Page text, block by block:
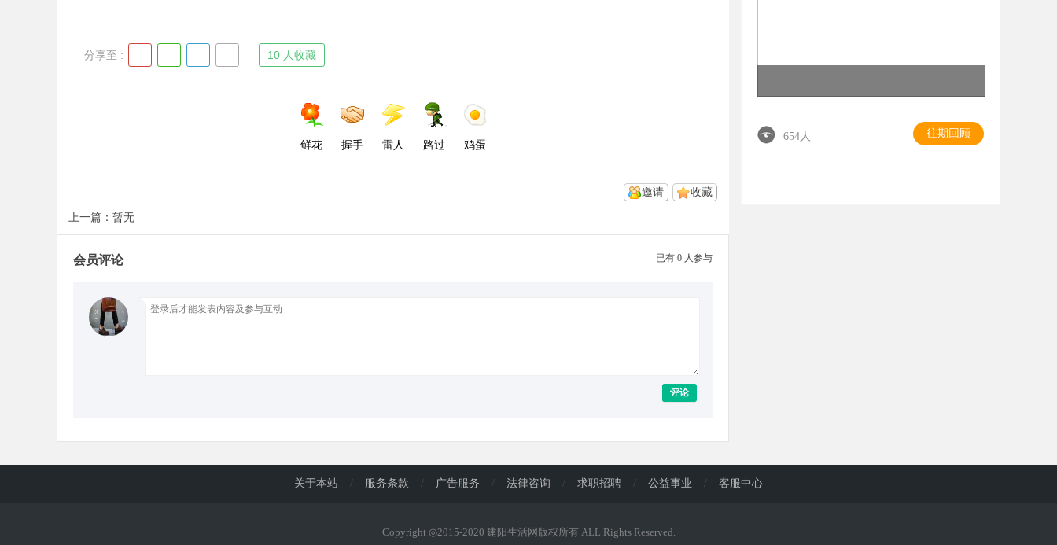
d
分享至 : 10 人收藏
鲜花 握手 雷人 路过 鸡蛋
收藏
邀请
上一篇：暂无
已有 0 人参与
会员评论
评论
654人 往期回顾
关于本站 / 服务条款 / 广告服务 / 法律咨询 / 求职招聘 / 公益事业 / 客服中心
Copyright ◎2015-2020 建阳生活网版权所有 ALL Rights Reserved.